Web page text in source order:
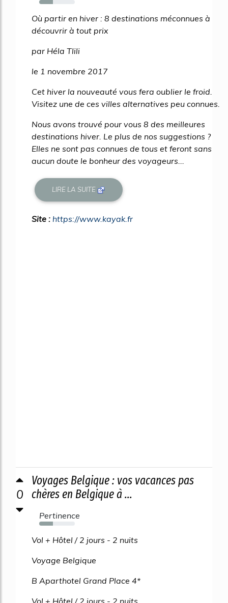
39%
Où partir en hiver : 8 destinations méconnues à
découvrir à tout prix
par Héla Tlili
le 1 novembre 2017
Cet hiver la nouveauté vous fera oublier le froid.
Visitez une de ces villes alternatives peu connues.
Nous avons trouvé pour vous 8 des meilleures
destinations hiver. Le plus de nos suggestions ?
Elles ne sont pas connues de tous et feront sans
aucun doute le bonheur des voyageurs...
LIRE LA SUITE
Site : https://www.kayak.fr
0
Voyages Belgique : vos vacances pas
chères en Belgique à ...
Pertinence
38%
Vol + Hôtel / 2 jours - 2 nuits
Voyage Belgique
B Aparthotel Grand Place 4*
Vol + Hôtel / 2 jours - 2 nuits